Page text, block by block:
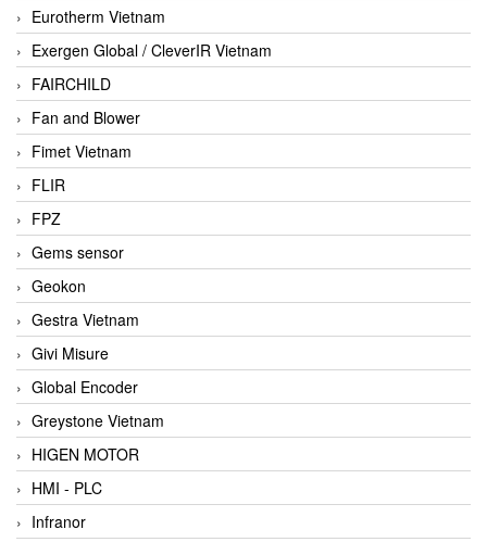
Eurotherm Vietnam
Exergen Global / CleverIR Vietnam
FAIRCHILD
Fan and Blower
Fimet Vietnam
FLIR
FPZ
Gems sensor
Geokon
Gestra Vietnam
Givi Misure
Global Encoder
Greystone Vietnam
HIGEN MOTOR
HMI - PLC
Infranor